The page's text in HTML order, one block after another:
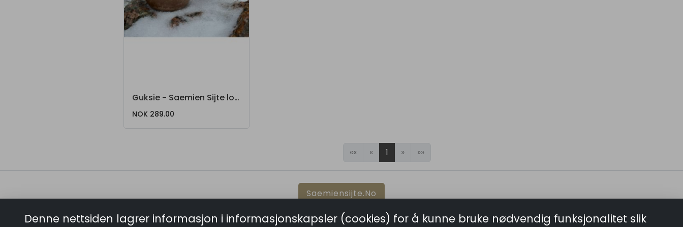
Guksie - Saemien Sijte logo
NOK 289.00
«« « 1 » »»
Saemiensijte.no
Denne nettsiden lagrer informasjon i informasjonskapsler (cookies) for å kunne bruke nødvendig funksjonalitet slik